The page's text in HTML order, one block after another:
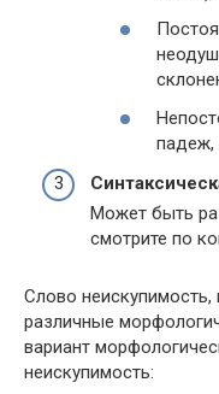
падеж,
Может быть
смотрите по
Слово неискупимость,
различные
вариант
неискупимость: